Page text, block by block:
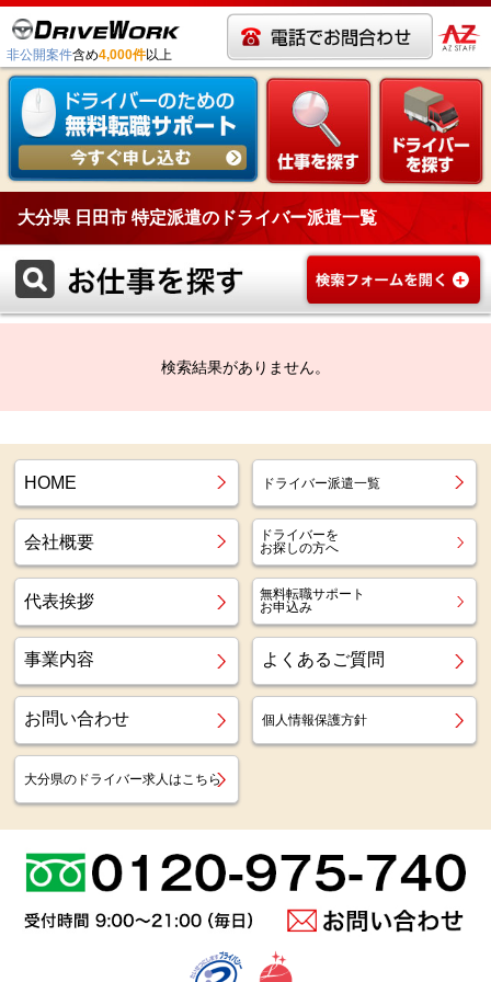
非公開案件含め4,000件以上
大分県 日田市 特定派遣のドライバー派遣一覧
検索結果がありません。
HOME ドライバー派遣一覧
会社概要
ドライバーを
お探しの方へ
代表挨拶
無料転職サポート
お申込み
事業内容 よくあるご質問
お問い合わせ 個人情報保護方針
大分県のドライバー求人はこちら